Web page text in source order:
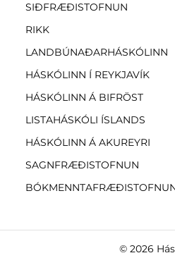
SIÐFRÆÐISTOFNUN
RIKK
LANDBÚNAÐARHÁSKÓLINN
HÁSKÓLINN Í REYKJAVÍK
HÁSKÓLINN Á BIFRÖST
LISTAHÁSKÓLI ÍSLANDS
HÁSKÓLINN Á AKUREYRI
SAGNFRÆÐISTOFNUN
© 2026